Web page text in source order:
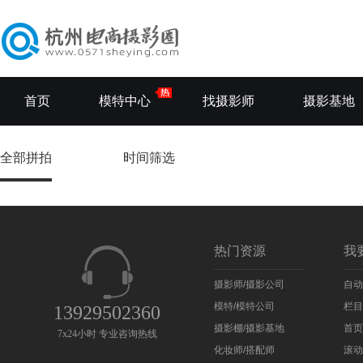
首页 模特中心 找摄影师 摄影基地
全部拼拍 时间筛选
13929502360
7x24小时 专业咨询热线
热门资源
摄影师/摄影公司
模特/模特公司
摄影棚/摄影基地
化妆师/搭配师
我
自
栏
首
滚